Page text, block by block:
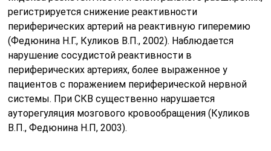
регистрируется снижение реактивности
периферических артерий на реактивную гиперемию
(Федюнина Н.Г., Куликов В.П., 2002). Наблюдается
нарушение сосудистой реактивности в
периферических артериях, более выраженное у
пациентов с поражением периферической нервной
системы. При СКВ существенно нарушается
ауторегуляция мозгового кровообращения (Куликов
В.П., Федюнина Н.П, 2003).